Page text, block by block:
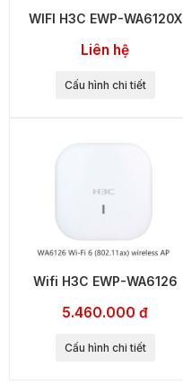
WIFI H3C EWP-WA6120X
Liên hệ
Cấu hình chi tiết
Wifi H3C EWP-WA6126
5.460.000 đ
Cấu hình chi tiết